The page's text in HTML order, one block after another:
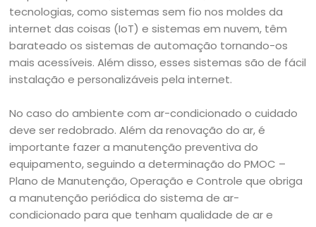
tecnologias, como sistemas sem fio nos moldes da
internet das coisas (IoT) e sistemas em nuvem, têm
barateado os sistemas de automação tornando-os
mais acessíveis. Além disso, esses sistemas são de fácil
instalação e personalizáveis pela internet.
No caso do ambiente com ar-condicionado o cuidado
deve ser redobrado. Além da renovação do ar, é
importante fazer a manutenção preventiva do
equipamento, seguindo a determinação do PMOC –
Plano de Manutenção, Operação e Controle que obriga
a manutenção periódica do sistema de ar-
condicionado para que tenham qualidade de ar e